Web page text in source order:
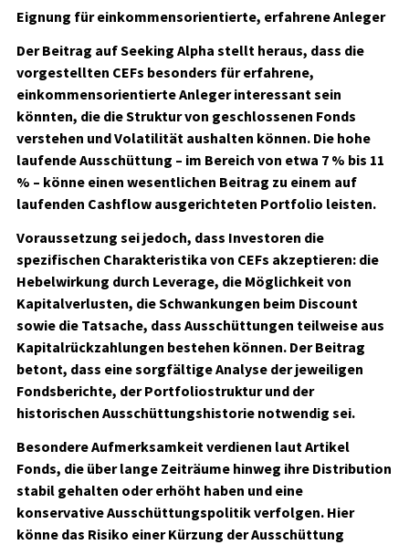
Eignung für einkommensorientierte, erfahrene Anleger
Der Beitrag auf Seeking Alpha stellt heraus, dass die
vorgestellten CEFs besonders für erfahrene,
einkommensorientierte Anleger interessant sein
könnten, die die Struktur von geschlossenen Fonds
verstehen und Volatilität aushalten können. Die hohe
laufende Ausschüttung – im Bereich von etwa 7 % bis 11
% – könne einen wesentlichen Beitrag zu einem auf
laufenden Cashflow ausgerichteten Portfolio leisten.
Voraussetzung sei jedoch, dass Investoren die
spezifischen Charakteristika von CEFs akzeptieren: die
Hebelwirkung durch Leverage, die Möglichkeit von
Kapitalverlusten, die Schwankungen beim Discount
sowie die Tatsache, dass Ausschüttungen teilweise aus
Kapitalrückzahlungen bestehen können. Der Beitrag
betont, dass eine sorgfältige Analyse der jeweiligen
Fondsberichte, der Portfoliostruktur und der
historischen Ausschüttungshistorie notwendig sei.
Besondere Aufmerksamkeit verdienen laut Artikel
Fonds, die über lange Zeiträume hinweg ihre Distribution
stabil gehalten oder erhöht haben und eine
konservative Ausschüttungspolitik verfolgen. Hier
könne das Risiko einer Kürzung der Ausschüttung